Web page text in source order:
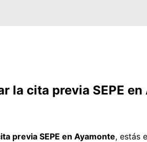
la cita previa SEPE
previa SEPE en Ayamonte, estás